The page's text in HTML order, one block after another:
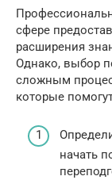
сфере
расширения
Однако, выбор
сложным
которые
начать